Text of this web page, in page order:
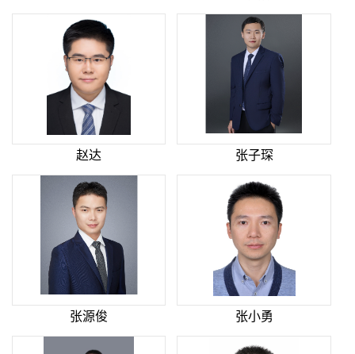
赵达 张子琛
张源俊 张小勇